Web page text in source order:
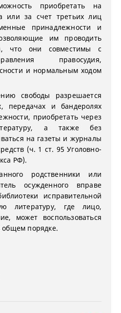
приобретать на
или за счет третьих лиц
принадлежности и
им проводить
что они совместимы с
правосудия,
и нормальным ходом
свободы разрешается
передачах и бандеролях
приобретать через
а также без
на газеты и журналы
(ч. 1 ст. 95 Уголовно-
РФ).
родственники или
осужденного вправе
исправительной
литературу, где лицо,
может воспользоваться
общем порядке.